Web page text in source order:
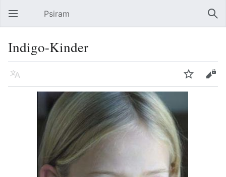
Hauptmenü öffnen Psiram
Indigo-Kinder
Sprache Beobachten Bearbeiten